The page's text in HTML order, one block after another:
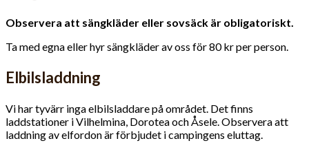
Observera att sängkläder eller sovsäck är obligatoriskt.
Ta med egna eller hyr sängkläder av oss för 80 kr per person.
Elbilsladdning
Vi har tyvärr inga elbilsladdare på området. Det finns
laddstationer i Vilhelmina, Dorotea och Åsele. Observera att
laddning av elfordon är förbjudet i campingens eluttag.